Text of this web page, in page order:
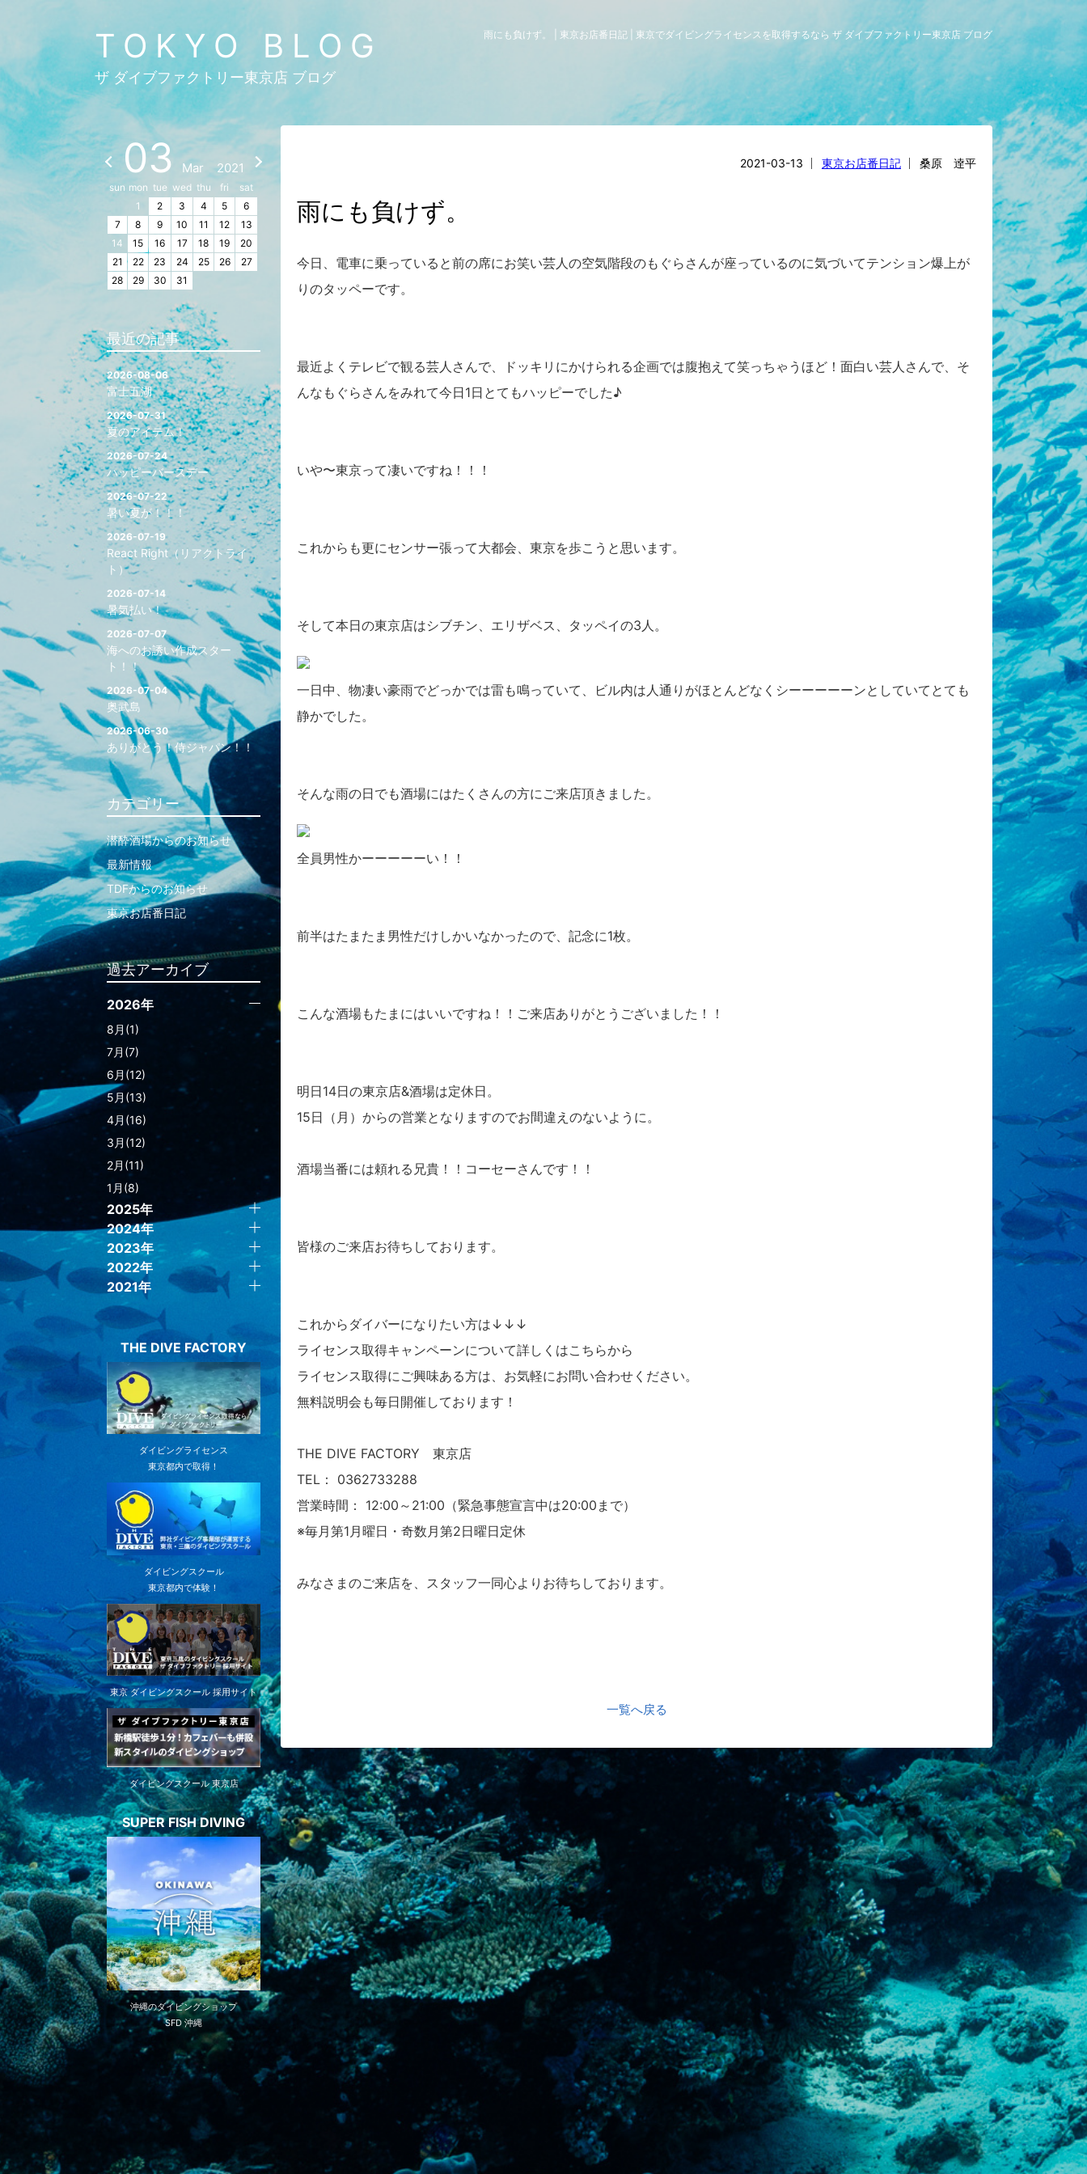
TOKYO BLOG
ザ ダイブファクトリー東京店 ブログ
雨にも負けず。 | 東京お店番日記 | 東京でダイビングライセンスを取得するなら ザ ダイブファクトリー東京店 ブログ
2021-03-13 東京お店番日記 桑原 逹平
雨にも負けず。
今日、電車に乗っていると前の席にお笑い芸人の空気階段のもぐらさんが座っているのに気づいてテンション爆上が
りのタッペーです。
最近よくテレビで観る芸人さんで、ドッキリにかけられる企画では腹抱えて笑っちゃうほど！面白い芸人さんで、そ
んなもぐらさんをみれて今日1日とてもハッピーでした♪
いや〜東京って凄いですね！！！
これからも更にセンサー張って大都会、東京を歩こうと思います。
そして本日の東京店はシブチン、エリザベス、タッペイの3人。
一日中、物凄い豪雨でどっかでは雷も鳴っていて、ビル内は人通りがほとんどなくシーーーーーンとしていてとても
静かでした。
そんな雨の日でも酒場にはたくさんの方にご来店頂きました。
全員男性かーーーーーい！！
前半はたまたま男性だけしかいなかったので、記念に1枚。
こんな酒場もたまにはいいですね！！ご来店ありがとうございました！！
明日14日の東京店&酒場は定休日。
15日（月）からの営業となりますのでお間違えのないように。
酒場当番には頼れる兄貴！！コーセーさんです！！
皆様のご来店お待ちしております。
これからダイバーになりたい方は↓↓↓
ライセンス取得キャンペーンについて詳しくはこちらから
ライセンス取得にご興味ある方は、お気軽にお問い合わせください。
無料説明会も毎日開催しております！
THE DIVE FACTORY 東京店
TEL： 0362733288
営業時間： 12:00～21:00（緊急事態宣言中は20:00まで）
※毎月第1月曜日・奇数月第2日曜日定休
みなさまのご来店を、スタッフ一同心よりお待ちしております。
一覧へ戻る
03 Mar 2021
sun mon tue wed thu fri
sat
1
2 3 4 5
6
7
8 9 10 11 12
13
14
15 16 17 18 19
20
21
22 23 24 25 26
27
28
29 30 31
最近の記事
2026-08-06
富士五湖
2026-07-31
夏のアイテム！
2026-07-24
ハッピーバースデー
2026-07-22
暑い夏が！！！
2026-07-19
React Right（リアクトライ
ト）
2026-07-14
暑気払い！
2026-07-07
海へのお誘い作成スター
ト！！
2026-07-04
奥武島
2026-06-30
ありがとう！侍ジャパン！！
カテゴリー
潜酔酒場からのお知らせ
最新情報
TDFからのお知らせ
東京お店番日記
過去アーカイブ
2026年
8月(1)
7月(7)
6月(12)
5月(13)
4月(16)
3月(12)
2月(11)
1月(8)
2025年
2024年
2023年
2022年
2021年
THE DIVE FACTORY
ダイビングライセンス
東京都内で取得！
ダイビングスクール
東京都内で体験！
東京 ダイビングスクール 採用サイト
ダイビングスクール 東京店
SUPER FISH DIVING
沖縄のダイビングショップ
SFD 沖縄